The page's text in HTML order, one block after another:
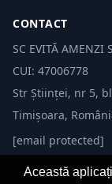
CONTACT
SC EVITĂ AMENZI
CUI: 47006778
Str Științei, nr 5,
Timișoara,
[email protected]
Această